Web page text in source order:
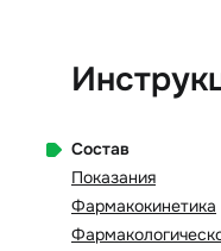
Состав
Показания
Фармакокинетика